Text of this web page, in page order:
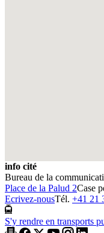
info cité
Bureau de la
Place de la Palud 2Case
Ecrivez-nousTél. +41 21
S'y rendre en transports